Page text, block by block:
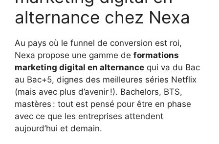
alternance chez Nexa
Au pays où le funnel de conversion est roi,
Nexa propose une gamme de formations
marketing digital en alternance qui va du Bac
au Bac+5, dignes des meilleures séries Netflix
(mais avec plus d’avenir !). Bachelors, BTS,
mastères : tout est pensé pour être en phase
avec ce que les entreprises attendent
aujourd’hui et demain.